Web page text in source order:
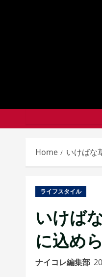
Home いけばな
ライフスタイル
いけば
に込め
ナイコレ編集部